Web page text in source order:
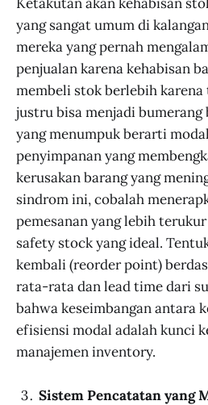
yang sangat umum di
mereka yang pernah
penjualan karena kehabisan
membeli stok berlebih
justru bisa menjadi bumerang
yang menumpuk berarti
penyimpanan yang
kerusakan barang yang
sindrom ini, cobalah
pemesanan yang lebih
safety stock yang ideal.
kembali (reorder point)
rata-rata dan lead time dari
bahwa keseimbangan antara
efisiensi modal adalah kunci
manajemen inventory.
Sistem Pencatatan yang